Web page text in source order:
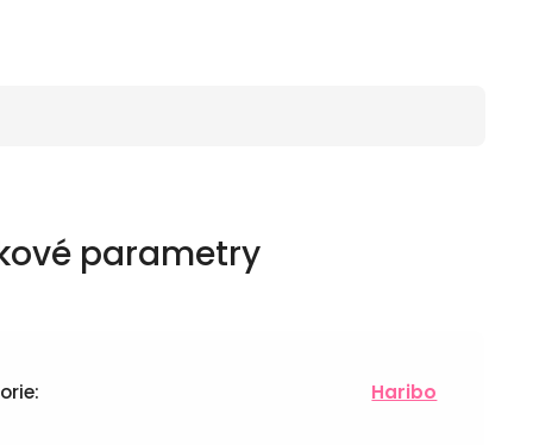
parametry
: Haribo